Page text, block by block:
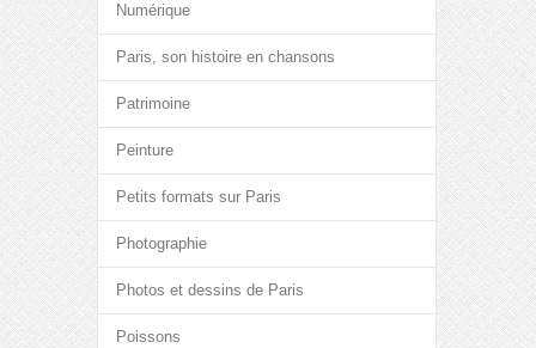
Numérique
Paris, son histoire en chansons
Patrimoine
Peinture
Petits formats sur Paris
Photographie
Photos et dessins de Paris
Poissons